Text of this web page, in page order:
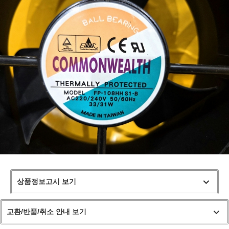
상품정보고시 보기
교환/반품/취소 안내 보기